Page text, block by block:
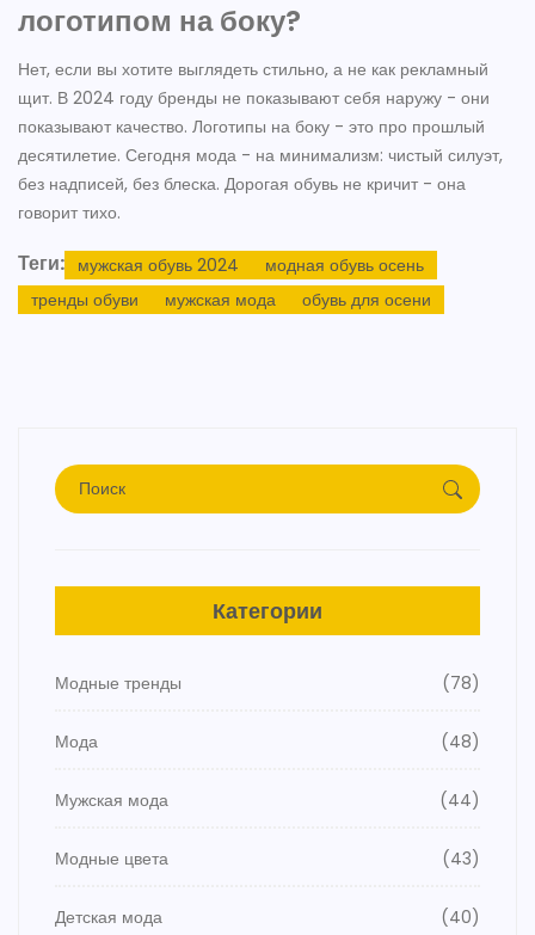
логотипом на боку?
Нет, если вы хотите выглядеть стильно, а не как рекламный
щит. В 2024 году бренды не показывают себя наружу - они
показывают качество. Логотипы на боку - это про прошлый
десятилетие. Сегодня мода - на минимализм: чистый силуэт,
без надписей, без блеска. Дорогая обувь не кричит - она
говорит тихо.
Теги: мужская обувь 2024
модная обувь осень
тренды обуви
мужская мода обувь для осени
Категории
Модные тренды (78)
Мода (48)
Мужская мода (44)
Модные цвета (43)
Детская мода (40)